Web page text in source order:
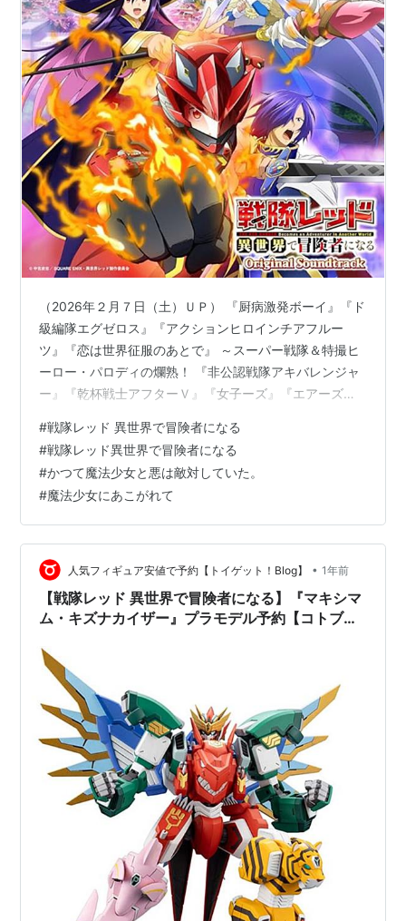
（2026年２月７日（土）ＵＰ） 『厨病激発ボーイ』『ド
級編隊エグゼロス』『アクションヒロインチアフルー
ツ』『恋は世界征服のあとで』 ～スーパー戦隊＆特撮ヒ
ーロー・パロディの爛熟！ 『非公認戦隊アキバレンジャ
ー』『乾杯戦士アフターＶ』『女子ーズ』『エアーズロ
☆☆☆☆☆ ＃＃＃＃＃ [アニメ] ～全記事見出し一覧 [戦
隊] ～全記事見出し一覧 ５０年の歴史もの誇ったスーパ
ー戦隊シリーズがナンと休止！ とカコつけて……。深夜
アニメ『戦隊レッド 異世界で冒険者になる』（２５
年）・『かつて魔法少女と悪は敵対していた。』（２４
年）・『魔法少女にあこがれて』…
#戦隊レッド 異世界で冒険者になる
#戦隊レッド異世界で冒険者になる
#かつて魔法少女と悪は敵対していた。
#魔法少女にあこがれて
人気フィギュア安値で予約【トイゲット！Blog】 • 1年前
【戦隊レッド 異世界で冒険者になる】『マキシマ
ム・キズナカイザー』プラモデル予約【コトブキ